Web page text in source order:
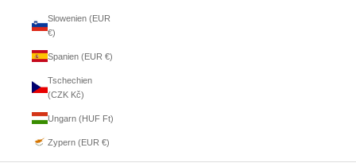
Slowenien (EUR
€)
Spanien (EUR €)
Tschechien
(CZK Kč)
Ungarn (HUF Ft)
Zypern (EUR €)